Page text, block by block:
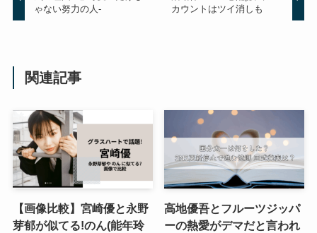
ゃない努力の人-
カウントはツイ消しも
関連記事
【画像比較】宮崎優と永野
芽郁が似てる!のん(能年玲
高地優吾とフルーツジッパ
ーの熱愛がデマだと言われ